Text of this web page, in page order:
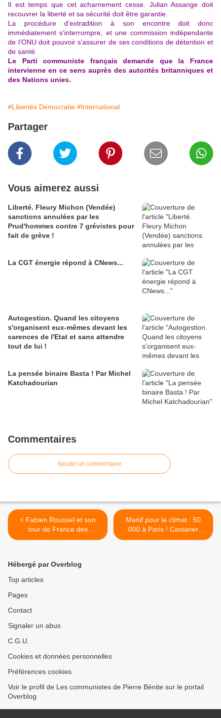
Il est temps que cet acharnement cesse. Julian Assange doit
recouvrer la liberté et sa sécurité doit être garantie.
La procédure d’extradition à son encontre doit donc
immédiatement s'interrompre, et une commission indépendante
de l’ONU doit pouvoir s'assurer de ses conditions de détention et
de santé.
Le Parti communiste français demande que la France
intervienne en ce sens auprès des autorités britanniques et
des Nations unies.
#Libertés Démocratie #International
Partager
Vous aimerez aussi
Liberté. Fleury Michon (Vendée)
sanctions annulées par les
Prud'hommes contre 7 grévistes pour
fait de grève !
La CGT énergie répond à CNews...
Autogestion. Quand les citoyens
s'organisent eux-mêmes devant les
carences de l'Etat et sans attendre
tout de lui !
La pensée binaire Basta ! Par Michel
Katchadourian
Commentaires
Ajouter un commentaire
< Fabien Roussel et son
tour de France des
entreprises et des luttes
Manif pour le climat : 50
000 à Paris ! Castaner
envoie les flics pour
Hébergé par Overblog
Top articles
Pages
Contact
Signaler un abus
C.G.U.
Cookies et données personnelles
Préférences cookies
Voir le profil de Les communistes de Pierre Bénite sur le portail
Overblog